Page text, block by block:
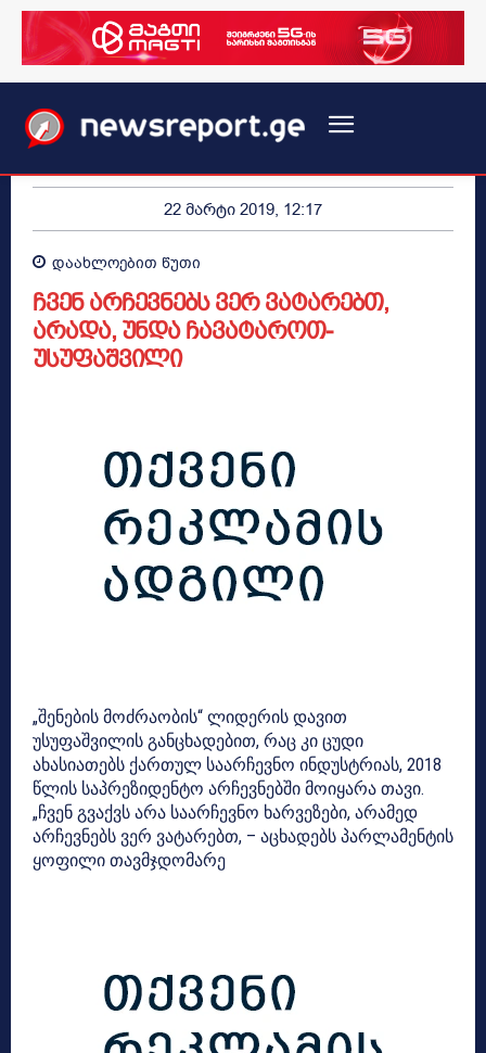
22 მარტი 2019, 12:17
დაახლოებით წუთი
ჩვენ არჩევნებს ვერ ვატარებთ,
არადა, უნდა ჩავატაროთ-
უსუფაშვილი
„შენების მოძრაობის“ ლიდერის დავით
უსუფაშვილის განცხადებით, რაც კი ცუდი
ახასიათებს ქართულ საარჩევნო ინდუსტრიას, 2018
წლის საპრეზიდენტო არჩევნებში მოიყარა თავი.
„ჩვენ გვაქვს არა საარჩევნო ხარვეზები, არამედ
არჩევნებს ვერ ვატარებთ, – აცხადებს პარლამენტის
ყოფილი თავმჯდომარე